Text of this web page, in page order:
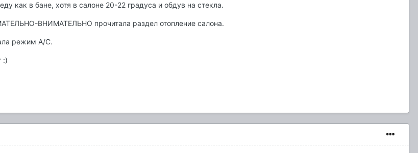
как в бане, хотя в салоне 20-22 градуса и обдув на стекла.
ВНИМАТЕЛЬНО прочитала раздел отопление салона.
режим А/С.
:)